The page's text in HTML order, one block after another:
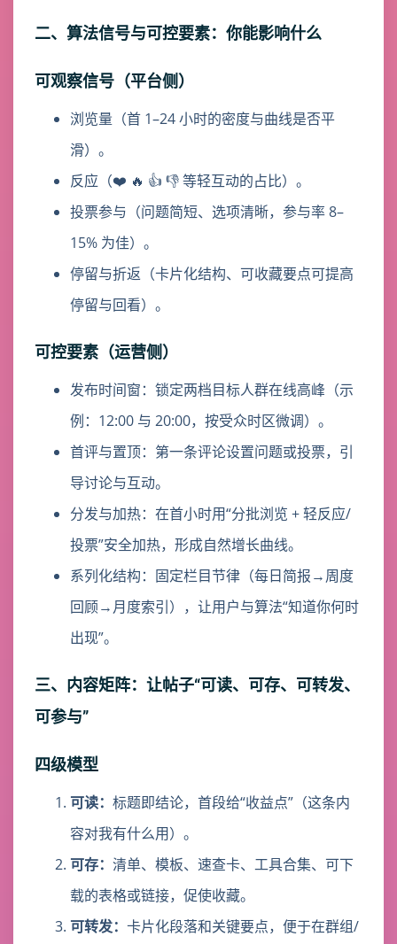
二、算法信号与可控要素：你能影响什么
可观察信号（平台侧）
浏览量（首 1–24 小时的密度与曲线是否平
滑）。
反应（❤️ 🔥 👍 👎 等轻互动的占比）。
投票参与（问题简短、选项清晰，参与率 8–
15% 为佳）。
停留与折返（卡片化结构、可收藏要点可提高
停留与回看）。
可控要素（运营侧）
发布时间窗：锁定两档目标人群在线高峰（示
例：12:00 与 20:00，按受众时区微调）。
首评与置顶：第一条评论设置问题或投票，引
导讨论与互动。
分发与加热：在首小时用“分批浏览 + 轻反应/
投票”安全加热，形成自然增长曲线。
系列化结构：固定栏目节律（每日简报→周度
回顾→月度索引），让用户与算法“知道你何时
出现”。
三、内容矩阵：让帖子“可读、可存、可转发、
可参与”
四级模型
可读： 标题即结论，首段给“收益点”（这条内
容对我有什么用）。
可存： 清单、模板、速查卡、工具合集、可下
载的表格或链接，促使收藏。
可转发： 卡片化段落和关键要点，便于在群组/